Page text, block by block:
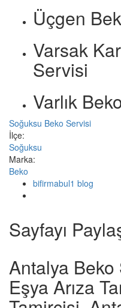
Üçgen
Varsak
Servisi
Varlık
Soğuksu Beko Servisi
İlçe:
Soğuksu
Marka:
Beko
bifirmabul1 blog
Sayfayı
Antalya
Eşya Arıza